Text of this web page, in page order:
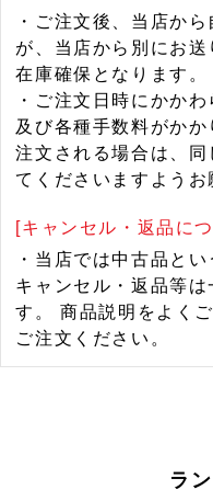
・ご注文後、当店か
が、当店から別にお
在庫確保となります。
・ご注文日時にかか
及び各種手数料がか
注文される場合は、
てくださいますようお
[キャンセル・返品に
・当店では中古品と
キャンセル・返品等
す。 商品説明をよく
ご注文ください。
ラ